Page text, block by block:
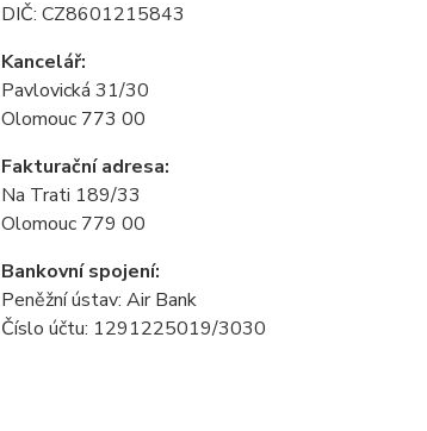
DIČ: CZ8601215843
Kancelář:
Pavlovická 31/30
Olomouc 773 00
Fakturační adresa:
Na Trati 189/33
Olomouc 779 00
Bankovní spojení:
Peněžní ústav: Air Bank
Číslo účtu: 1291225019/3030